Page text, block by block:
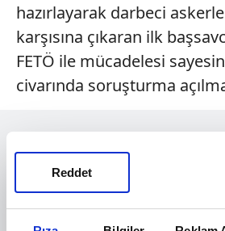
Reddet
hazırlayarak darbeci
karşısına çıkaran ilk
FETÖ ile mücadelesi
civarında soruşturma